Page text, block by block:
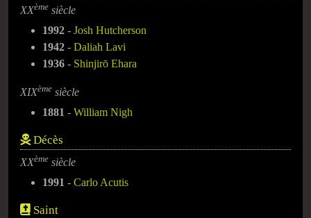
XXème siècle
1992 - Josh Hutcherson
1942 - Daliah Lavi
1936 - Shinjirō Ehara
XIXème siècle
1881 - William Nigh
Décès
XXème siècle
1991 - Carlo Acutis
Saint